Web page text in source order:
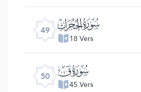
49 ﯞ
18 Vers
50 ﯟ
45 Vers